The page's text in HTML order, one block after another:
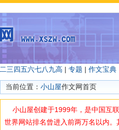
二三四五六七八九高 | 专题 | 作文宝典
当前位置： 小山屋作文网首页
小山屋创建于1999年，是中国互
世界网站排名曾进入前两万名以内